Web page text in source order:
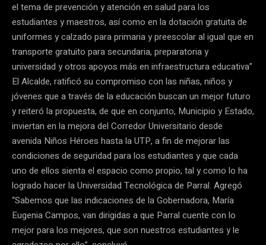
el tema de prevención y atención en salud para los
estudiantes y maestros, así como en la dotación gratuita de
uniformes y calzado para primaria y preescolar al igual que en
transporte gratuito para secundaria, preparatoria y
universidad y otros apoyos más en infraestructura educativa”
El Alcalde, ratificó su compromiso con las niñas, niños y
jóvenes que a través de la educación buscan un mejor futuro
y reiteró la propuesta, de que en conjunto, Municipio y Estado,
inviertan en la mejora del Corredor Universitario desde
avenida Niños Héroes hasta la UTP, a fin de mejorar las
condiciones de seguridad para los estudiantes y que cada
uno de ellos sienta el espacio como propio, tal y como lo ha
logrado hacer la Universidad Tecnológica de Parral. Agregó
“Sabemos que las indicaciones de la Gobernadora, María
Eugenia Campos, van dirigidas a que Parral cuente con lo
mejor para los mejores, que son nuestros estudiantes y le